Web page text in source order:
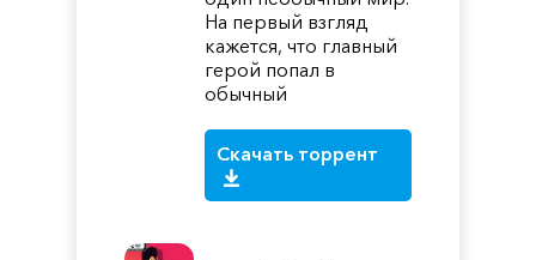
На первый взгляд
кажется, что главный
герой попал в
обычный
Скачать торрент